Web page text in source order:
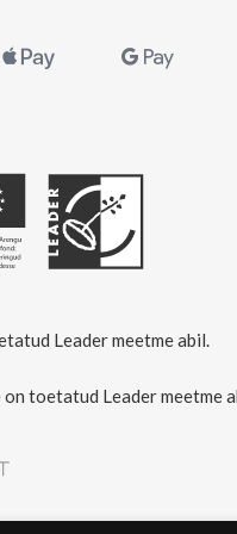
Leader meetme abil.
toetatud Leader meetme